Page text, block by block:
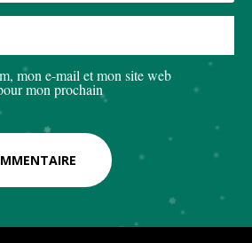
mon e-mail et mon site web
mon prochain